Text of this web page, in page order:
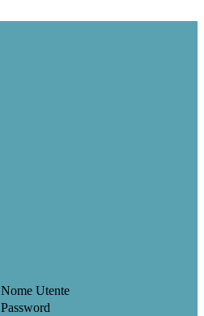
Nome Utente
Password